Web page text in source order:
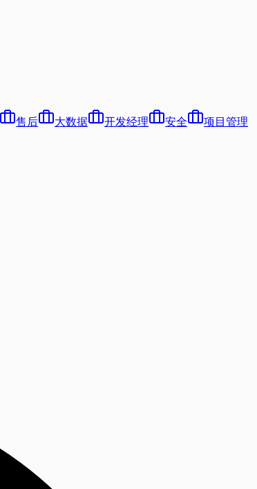
售后 大数据 开发经理 安全
项目管理